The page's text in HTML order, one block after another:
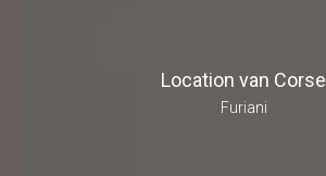
Location van Corse
Furiani